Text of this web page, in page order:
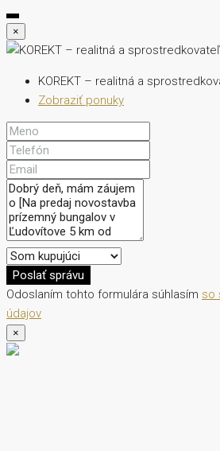
×
KOREKT – realitná a
Zobraziť ponuky
Poslať správu
Odoslaním tohto formulára súhlasím so
údajov
×